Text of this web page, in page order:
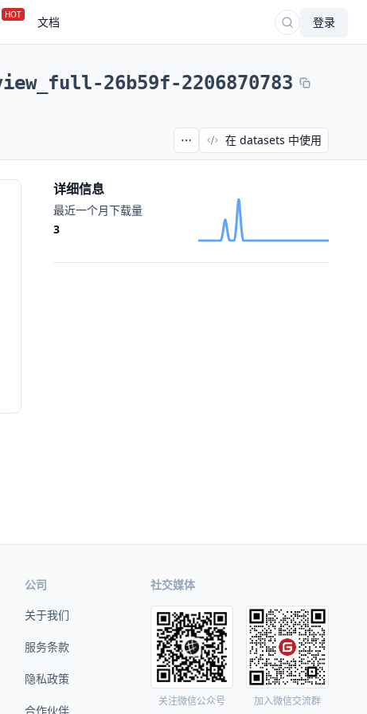
HOT 文档 登录
26b59f-2206870783
在 datasets 中使用
详细信息
最近一个月下载量
3
公司
关于我们
服务条款
隐私政策
合作伙伴
社交媒体
关注微信公众号 加入微信交流群